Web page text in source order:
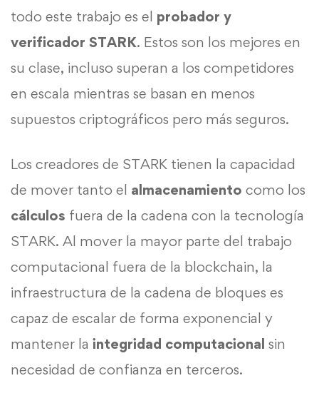
todo este trabajo es el probador y
verificador STARK. Estos son los mejores en
su clase, incluso superan a los competidores
en escala mientras se basan en menos
supuestos criptográficos pero más seguros.
Los creadores de STARK tienen la capacidad
de mover tanto el almacenamiento como los
cálculos fuera de la cadena con la tecnología
STARK. Al mover la mayor parte del trabajo
computacional fuera de la blockchain, la
infraestructura de la cadena de bloques es
capaz de escalar de forma exponencial y
mantener la integridad computacional sin
necesidad de confianza en terceros.